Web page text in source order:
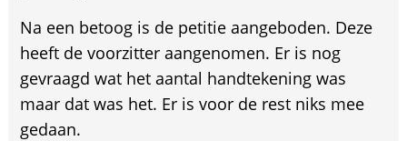
Na een betoog is de petitie aangeboden. Deze
heeft de voorzitter aangenomen. Er is nog
gevraagd wat het aantal handtekening was
maar dat was het. Er is voor de rest niks mee
gedaan.